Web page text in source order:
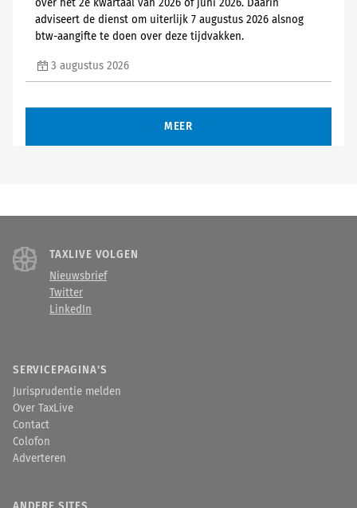
over het 2e kwartaal van 2026 of juni 2026. Daarin
adviseert de dienst om uiterlijk 7 augustus 2026 alsnog
btw-aangifte te doen over deze tijdvakken.
3 augustus 2026
MEER
TAXLIVE VOLGEN
Nieuwsbrief
Twitter
LinkedIn
SERVICEPAGINA'S
Jurisprudentie melden
Over TaxLive
Contact
Colofon
Adverteren